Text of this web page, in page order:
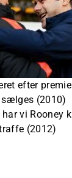
efter
sælges (2010)
vi Rooney
(2012)